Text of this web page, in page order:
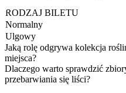
RODZAJ BILETU
Normalny
Ulgowy
Jaką rolę odgrywa kolekcja
miejsca?
Dlaczego warto sprawdzić
przebarwiania się liści?